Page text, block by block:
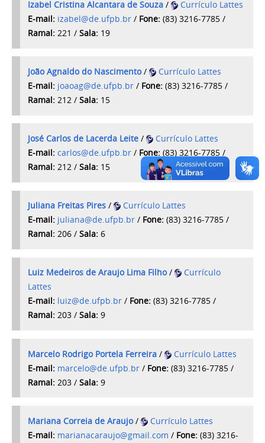
Izabel Cristina Alcantara de Souza /
Currículo Lattes
E-mail: izabel@de.ufpb.br/ Fone: (83) 3216-7785 /
Ramal: 221 /Sala: 19
João Agnaldo do Nascimento/
Currículo Lattes
E-mail: joaoag@de.ufpb.br / Fone: (83) 3216-7785 /
Ramal: 212 /Sala: 15
José Carlos de Lacerda Leite /
Currículo Lattes
E-mail: carlos@de.ufpb.br/ Fone: (83) 3216-7785 /
Ramal: 212 /Sala: 15
Juliana Freitas Pires /
Currículo Lattes
E-mail: juliana@de.ufpb.br / Fone: (83) 3216-7785 /
Ramal: 206 /Sala: 6
Luiz Medeiros de Araujo Lima Filho/
Currículo
Lattes
E-mail: luiz@de.ufpb.br / Fone:(83) 3216-7785 /
Ramal: 203 /Sala: 9
Marcelo Rodrigo Portela Ferreira /
Currículo Lattes
E-mail: marcelo@de.ufpb.br/ Fone: (83) 3216-7785 /
Ramal: 203 /Sala: 9
Mariana Correia de Araujo/
Currículo Lattes
E-mail: marianacaraujo@gmail.com / Fone: (83) 3216-